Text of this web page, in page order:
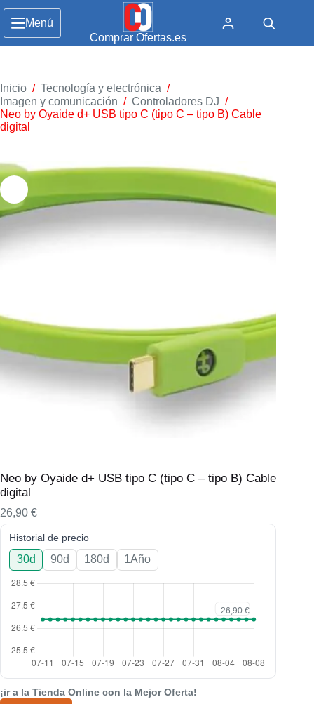
Menú
Comprar Ofertas.es
Inicio / Tecnología y electrónica /
Imagen y comunicación / Controladores DJ /
Neo by Oyaide d+ USB tipo C (tipo C – tipo B) Cable
digital
Neo by Oyaide d+ USB tipo C (tipo C – tipo B) Cable
digital
26,90 €
Historial de precio
30d 90d 180d 1Año
¡ir a la Tienda Online con la Mejor Oferta!